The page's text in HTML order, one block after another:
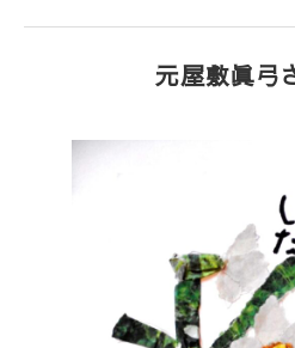
元屋敷眞弓